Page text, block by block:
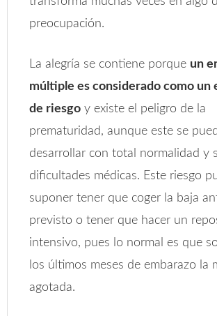
preocupación.
La alegría se contiene porque un
múltiple es considerado como un
de riesgo y existe el peligro de la
prematuridad, aunque este se
desarrollar con total normalidad y
dificultades médicas. Este riesgo
suponer tener que coger la baja
previsto o tener que hacer un
intensivo, pues lo normal es que
los últimos meses de embarazo la
agotada.